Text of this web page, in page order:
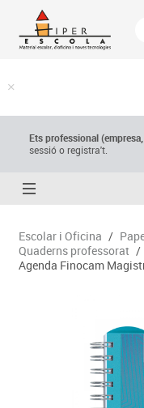
Ets professional
sessió o registra't.
Escolar i Oficina /
Quaderns professorat /
Agenda Finocam